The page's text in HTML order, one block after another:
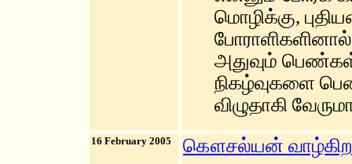
மொழிக்கு,
போராளிகளினால்
அதுவும்
நிகழ்வுகளை
விழுதாகி
16 February 2005
கௌசல்யன்